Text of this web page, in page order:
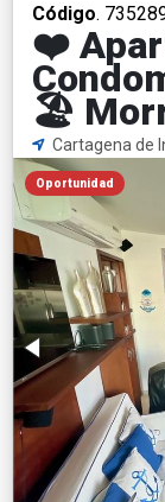
Código.
❤️
🏖️
Cartagena de
Oportunidad